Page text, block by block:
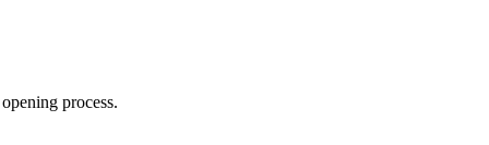
process.